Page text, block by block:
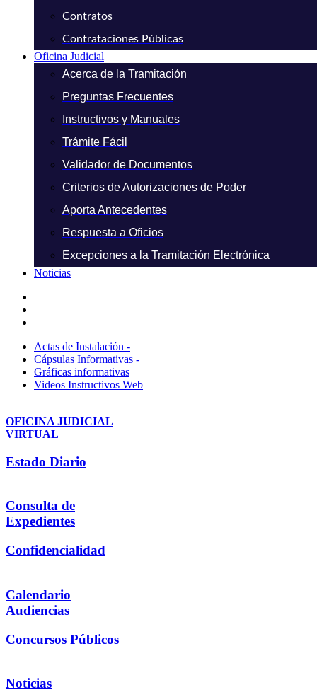
Contratos
Contrataciones Públicas
Oficina Judicial
Acerca de la Tramitación
Preguntas Frecuentes
Instructivos y Manuales
Trámite Fácil
Validador de Documentos
Criterios de Autorizaciones de Poder
Aporta Antecedentes
Respuesta a Oficios
Excepciones a la Tramitación Electrónica
Noticias
Actas de Instalación -
Cápsulas Informativas -
Gráficas informativas
Videos Instructivos Web
OFICINA JUDICIAL
VIRTUAL
Estado Diario
Consulta de
Expedientes
Confidencialidad
Calendario
Audiencias
Concursos Públicos
Noticias